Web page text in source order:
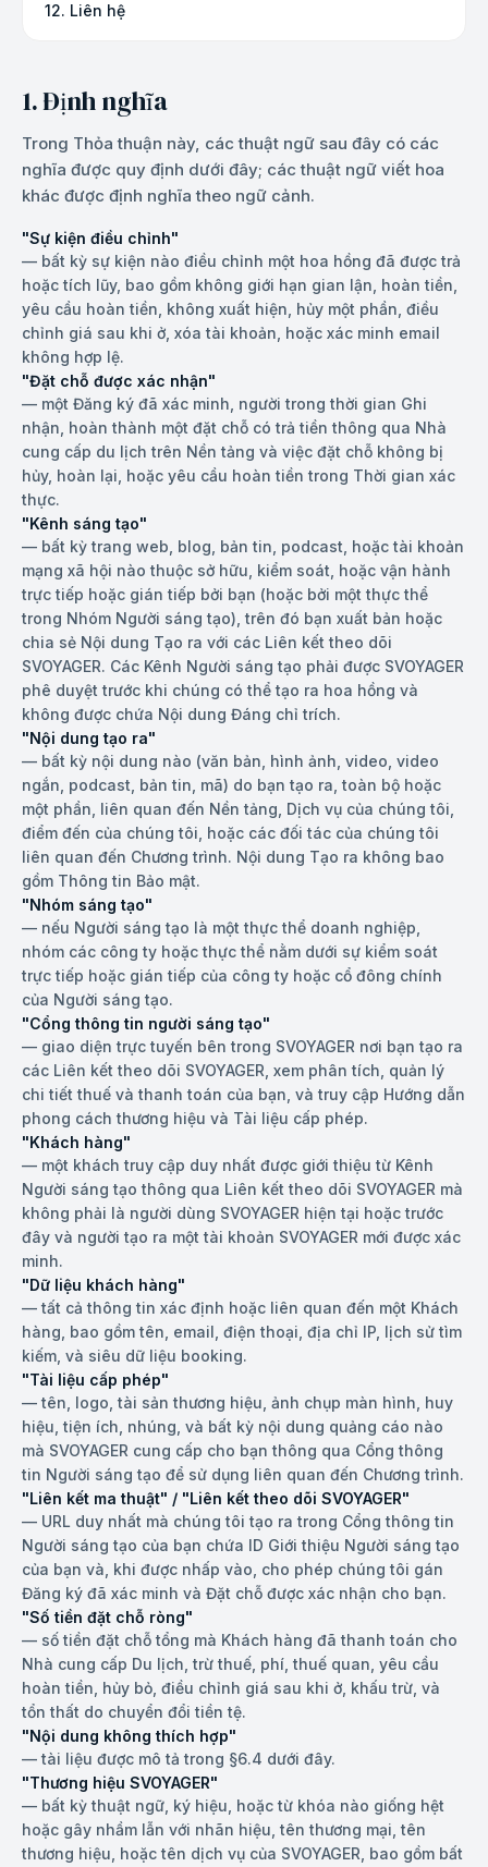
12. Liên hệ
1. Định nghĩa
Trong Thỏa thuận này, các thuật ngữ sau đây có các
nghĩa được quy định dưới đây; các thuật ngữ viết hoa
khác được định nghĩa theo ngữ cảnh.
"Sự kiện điều chỉnh"
— bất kỳ sự kiện nào điều chỉnh một hoa hồng đã được trả
hoặc tích lũy, bao gồm không giới hạn gian lận, hoàn tiền,
yêu cầu hoàn tiền, không xuất hiện, hủy một phần, điều
chỉnh giá sau khi ở, xóa tài khoản, hoặc xác minh email
không hợp lệ.
"Đặt chỗ được xác nhận"
— một Đăng ký đã xác minh, người trong thời gian Ghi
nhận, hoàn thành một đặt chỗ có trả tiền thông qua Nhà
cung cấp du lịch trên Nền tảng và việc đặt chỗ không bị
hủy, hoàn lại, hoặc yêu cầu hoàn tiền trong Thời gian xác
thực.
"Kênh sáng tạo"
— bất kỳ trang web, blog, bản tin, podcast, hoặc tài khoản
mạng xã hội nào thuộc sở hữu, kiểm soát, hoặc vận hành
trực tiếp hoặc gián tiếp bởi bạn (hoặc bởi một thực thể
trong Nhóm Người sáng tạo), trên đó bạn xuất bản hoặc
chia sẻ Nội dung Tạo ra với các Liên kết theo dõi
SVOYAGER. Các Kênh Người sáng tạo phải được SVOYAGER
phê duyệt trước khi chúng có thể tạo ra hoa hồng và
không được chứa Nội dung Đáng chỉ trích.
"Nội dung tạo ra"
— bất kỳ nội dung nào (văn bản, hình ảnh, video, video
ngắn, podcast, bản tin, mã) do bạn tạo ra, toàn bộ hoặc
một phần, liên quan đến Nền tảng, Dịch vụ của chúng tôi,
điểm đến của chúng tôi, hoặc các đối tác của chúng tôi
liên quan đến Chương trình. Nội dung Tạo ra không bao
gồm Thông tin Bảo mật.
"Nhóm sáng tạo"
— nếu Người sáng tạo là một thực thể doanh nghiệp,
nhóm các công ty hoặc thực thể nằm dưới sự kiểm soát
trực tiếp hoặc gián tiếp của công ty hoặc cổ đông chính
của Người sáng tạo.
"Cổng thông tin người sáng tạo"
— giao diện trực tuyến bên trong SVOYAGER nơi bạn tạo ra
các Liên kết theo dõi SVOYAGER, xem phân tích, quản lý
chi tiết thuế và thanh toán của bạn, và truy cập Hướng dẫn
phong cách thương hiệu và Tài liệu cấp phép.
"Khách hàng"
— một khách truy cập duy nhất được giới thiệu từ Kênh
Người sáng tạo thông qua Liên kết theo dõi SVOYAGER mà
không phải là người dùng SVOYAGER hiện tại hoặc trước
đây và người tạo ra một tài khoản SVOYAGER mới được xác
minh.
"Dữ liệu khách hàng"
— tất cả thông tin xác định hoặc liên quan đến một Khách
hàng, bao gồm tên, email, điện thoại, địa chỉ IP, lịch sử tìm
kiếm, và siêu dữ liệu booking.
"Tài liệu cấp phép"
— tên, logo, tài sản thương hiệu, ảnh chụp màn hình, huy
hiệu, tiện ích, nhúng, và bất kỳ nội dung quảng cáo nào
mà SVOYAGER cung cấp cho bạn thông qua Cổng thông
tin Người sáng tạo để sử dụng liên quan đến Chương trình.
"Liên kết ma thuật" / "Liên kết theo dõi SVOYAGER"
— URL duy nhất mà chúng tôi tạo ra trong Cổng thông tin
Người sáng tạo của bạn chứa ID Giới thiệu Người sáng tạo
của bạn và, khi được nhấp vào, cho phép chúng tôi gán
Đăng ký đã xác minh và Đặt chỗ được xác nhận cho bạn.
"Số tiền đặt chỗ ròng"
— số tiền đặt chỗ tổng mà Khách hàng đã thanh toán cho
Nhà cung cấp Du lịch, trừ thuế, phí, thuế quan, yêu cầu
hoàn tiền, hủy bỏ, điều chỉnh giá sau khi ở, khấu trừ, và
tổn thất do chuyển đổi tiền tệ.
"Nội dung không thích hợp"
— tài liệu được mô tả trong §6.4 dưới đây.
"Thương hiệu SVOYAGER"
— bất kỳ thuật ngữ, ký hiệu, hoặc từ khóa nào giống hệt
hoặc gây nhầm lẫn với nhãn hiệu, tên thương mại, tên
thương hiệu, hoặc tên dịch vụ của SVOYAGER, bao gồm bất